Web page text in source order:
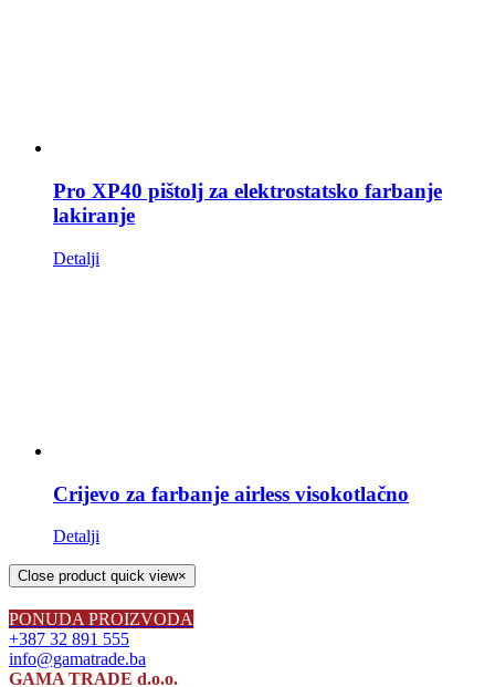
Pro XP40 pištolj za elektrostatsko farbanje
lakiranje
Detalji
Crijevo za farbanje airless visokotlačno
Detalji
Close product quick view×
PONUDA PROIZVODA
+387 32 891 555
info@gamatrade.ba
GAMA TRADE d.o.o.